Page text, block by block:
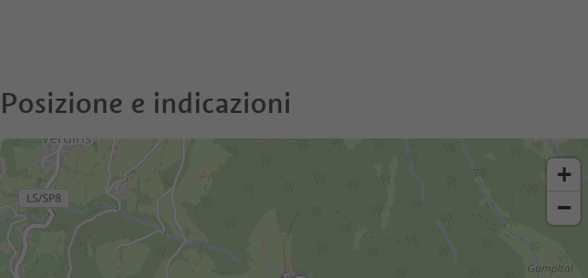
Posizione e indicazioni
+
−